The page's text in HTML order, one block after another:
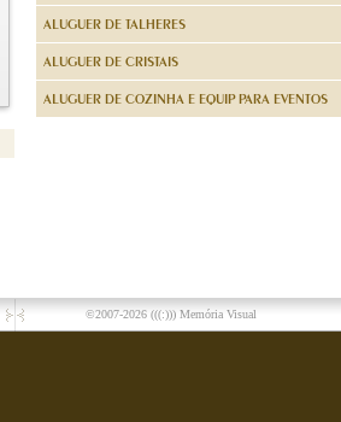
ALUGUER DE TALHERES
ALUGUER DE CRISTAIS
ALUGUER DE COZINHA E EQUIP PARA EVENTOS
©2007-2026 (((:))) Memória Visual